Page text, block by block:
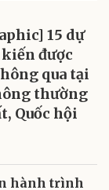
15 dự
được
qua tại
thường
Quốc hội
hành trình